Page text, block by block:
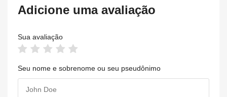
Adicione uma avaliação
Sua avaliação
Seu nome e sobrenome ou seu pseudônimo